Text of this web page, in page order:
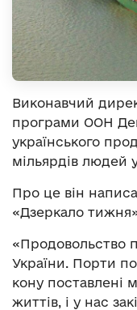
Виконавчий
програми ООН
українського
мільярдів людей
Про це він
«Дзеркало
«Продовольство
України. Порти
кону поставлені
життів, і у нас